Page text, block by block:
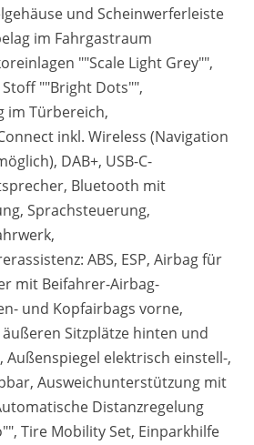
und Scheinwerferleiste
im Fahrgastraum
""Scale Light Grey"",
""Bright Dots"",
im Türbereich,
inkl. Wireless (Navigation
DAB+, USB-C-
Bluetooth mit
Sprachsteuerung,
ABS, ESP, Airbag für
mit Beifahrer-Airbag-
und Kopfairbags vorne,
Sitzplätze hinten und
elektrisch einstell-,
Ausweichunterstützung mit
Distanzregelung
Tire Mobility Set, Einparkhilfe